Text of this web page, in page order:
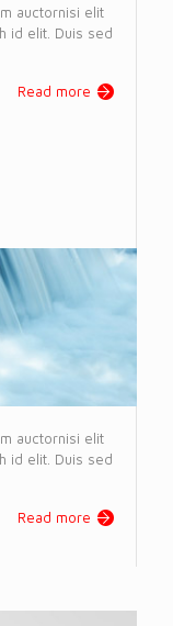
auctornisi elit
id elit. Duis sed
Read more
auctornisi elit
id elit. Duis sed
Read more